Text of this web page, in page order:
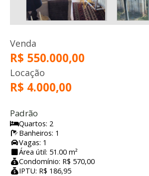
Venda
R$ 550.000,00
Locação
R$ 4.000,00
Padrão
Quartos: 2
Banheiros: 1
Vagas: 1
Área útil: 51.00 m²
Condomínio: R$ 570,00
IPTU: R$ 186,95